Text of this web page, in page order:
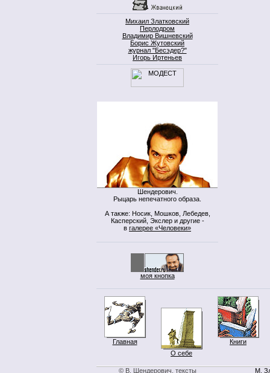
Михаил Златковский
Перлодром
Владимир Вишневский
Борис Жутовский
журнал "Бесэдер?"
Игорь Иртеньев
Шендерович.
Рыцарь непечатного образа.
А также: Носик, Мошков, Лебедев,
Касперский, Экслер и другие -
в галерее «Человеки»
моя кнопка
Главная
О себе
Книги
© В. Шендерович, тексты М.